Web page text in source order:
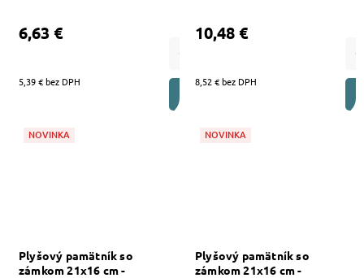
5,39 € bez DPH
6,63 €
8,52 € bez DPH
10,48 €
NOVINKA
Plyšový pamätník so
zámkom 21x16 cm -
NOVINKA
Plyšový pamätník so
zámkom 21x16 cm -